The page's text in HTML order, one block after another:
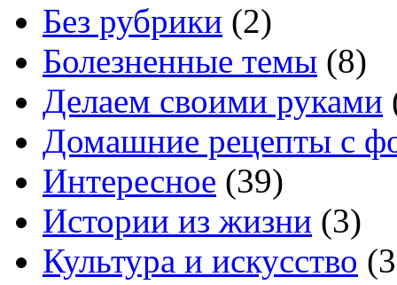
Без рубрики (2)
Болезненные темы (8)
Делаем своими руками
Домашние рецепты с
Интересное (39)
Истории из жизни (3)
Культура и искусство